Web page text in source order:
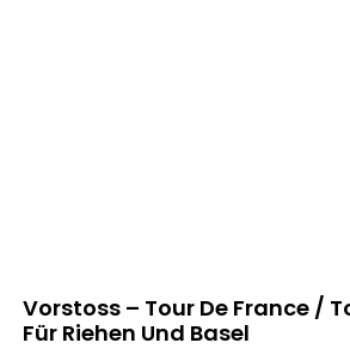
Vorstoss – Tour De France /
Für Riehen Und Basel